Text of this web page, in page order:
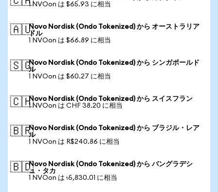
1 NVOon は $65.93 に相当
🇦🇺Novo Nordisk (Ondo Tokenized) から オーストラリア
ドル
1 NVOon は $66.89 に相当
🇸🇬Novo Nordisk (Ondo Tokenized) から シンガポールド
ル
1 NVOon は $60.27 に相当
🇨🇭Novo Nordisk (Ondo Tokenized) から スイスフラン
1 NVOon は CHF 38.20 に相当
🇧🇷Novo Nordisk (Ondo Tokenized) から ブラジル・レア
ル
1 NVOon は R$240.86 に相当
🇧🇩Novo Nordisk (Ondo Tokenized) から バングラデシ
ュ・タカ
1 NVOon は ৳5,830.01 に相当